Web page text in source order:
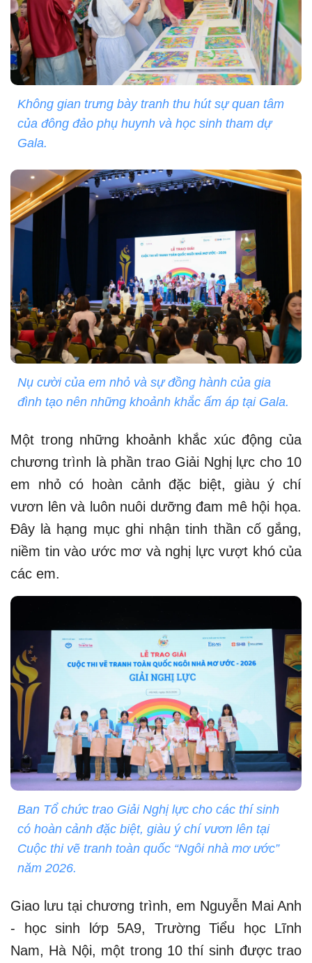
Không gian trưng bày tranh thu hút sự quan tâm
của đông đảo phụ huynh và học sinh tham dự
Gala.
Nụ cười của em nhỏ và sự đồng hành của gia
đình tạo nên những khoảnh khắc ấm áp tại Gala.
Một trong những khoảnh khắc xúc động của
chương trình là phần trao Giải Nghị lực cho 10
em nhỏ có hoàn cảnh đặc biệt, giàu ý chí
vươn lên và luôn nuôi dưỡng đam mê hội họa.
Đây là hạng mục ghi nhận tinh thần cố gắng,
niềm tin vào ước mơ và nghị lực vượt khó của
các em.
Ban Tổ chức trao Giải Nghị lực cho các thí sinh
có hoàn cảnh đặc biệt, giàu ý chí vươn lên tại
Cuộc thi vẽ tranh toàn quốc “Ngôi nhà mơ ước”
năm 2026.
Giao lưu tại chương trình, em Nguyễn Mai Anh
- học sinh lớp 5A9, Trường Tiểu học Lĩnh
Nam, Hà Nội, một trong 10 thí sinh được trao